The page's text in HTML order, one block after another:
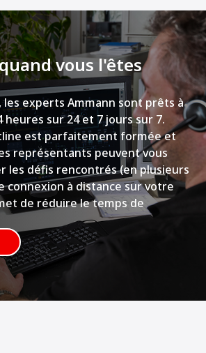
vous l'êtes
les experts Ammann sont prêts à
heures sur 24 et 7 jours sur 7.
est parfaitement formée et
représentants peuvent vous
les défis rencontrés (en plusieurs
connexion à distance sur votre
de réduire le temps de